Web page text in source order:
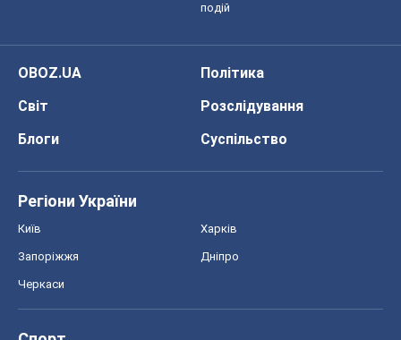
подій
OBOZ.UA
Політика
Світ
Розслідування
Блоги
Суспільство
Регіони України
Київ Харків
Запоріжжя Дніпро
Черкаси